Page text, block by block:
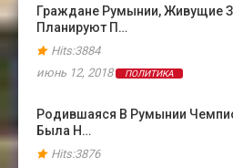
Граждане Румынии, Живущие
Планируют П…
Hits:3884
июнь 12, 2018
ПОЛИТИКА
Родившаяся В Румынии
Была Н…
Hits:3876